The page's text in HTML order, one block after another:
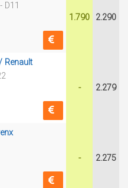
D11
1.790 2.290
Renault
- 2.279
- 2.275